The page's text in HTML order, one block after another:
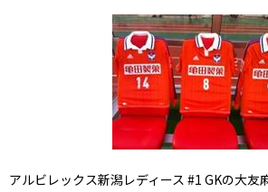
アルビレックス新潟レディース #1 GKの大友